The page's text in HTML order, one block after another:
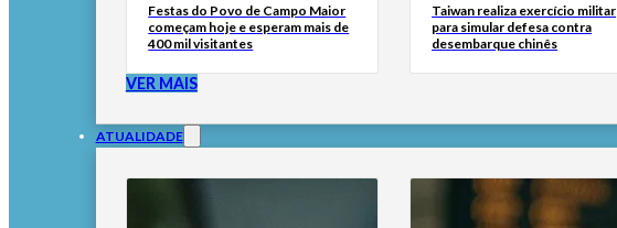
Festas do Povo de Campo Maior
começam hoje e esperam mais de
400 mil visitantes
Taiwan realiza exercício militar
para simular defesa contra
desembarque chinês
VER MAIS
ATUALIDADE